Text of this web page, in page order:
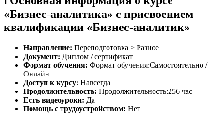
«Бизнес-аналитика» с присвоением
квалификации «Бизнес-аналитик»
Направление: Переподготовка > Разное
Документ: Диплом / сертификат
Формат обучения: Формат обучения:Самостоятельно /
Онлайн
Доступ к курсу: Навсегда
Продолжительность: Продолжительность:256 час
Есть видеоуроки: Да
Помощь с трудоустройством: Нет